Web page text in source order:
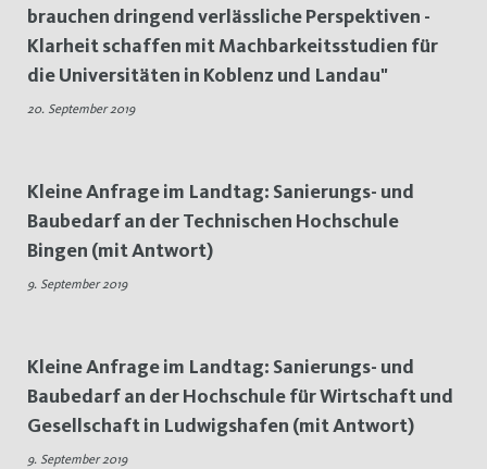
brauchen dringend verlässliche Perspektiven -
Klarheit schaffen mit Machbarkeitsstudien für
die Universitäten in Koblenz und Landau"
20. September 2019
Kleine Anfrage im Landtag: Sanierungs- und
Baubedarf an der Technischen Hochschule
Bingen (mit Antwort)
9. September 2019
Kleine Anfrage im Landtag: Sanierungs- und
Baubedarf an der Hochschule für Wirtschaft und
Gesellschaft in Ludwigshafen (mit Antwort)
9. September 2019